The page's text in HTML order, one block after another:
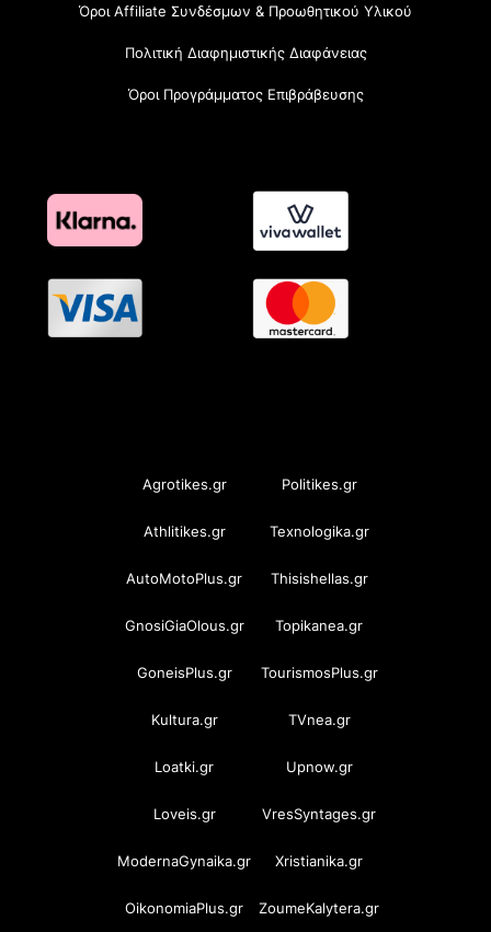
Όροι Affiliate Συνδέσμων & Προωθητικού Υλικού
Πολιτική Διαφημιστικής Διαφάνειας
Όροι Προγράμματος Επιβράβευσης
Agrotikes.gr Politikes.gr
Athlitikes.gr Texnologika.gr
AutoMotoPlus.gr Thisishellas.gr
GnosiGiaOlous.gr Topikanea.gr
GoneisPlus.gr TourismosPlus.gr
Kultura.gr TVnea.gr
Loatki.gr Upnow.gr
Loveis.gr VresSyntages.gr
ModernaGynaika.gr Xristianika.gr
OikonomiaPlus.gr ZoumeKalytera.gr